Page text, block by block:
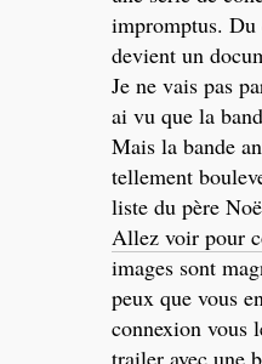
impromptus.
devient un
Je ne vais pas
ai vu que la
Mais la bande
tellement
liste du père
Allez voir pour
images sont
peux que vous
connexion vous